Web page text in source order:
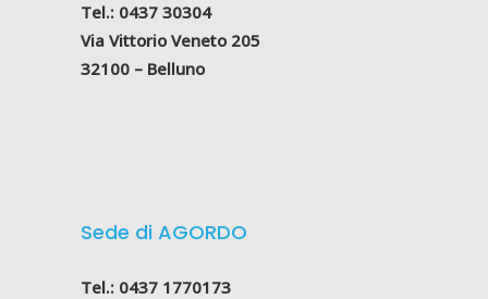
Tel.: 0437 30304
Via Vittorio Veneto 205
32100 – Belluno
Sede di AGORDO
Tel.: 0437 1770173